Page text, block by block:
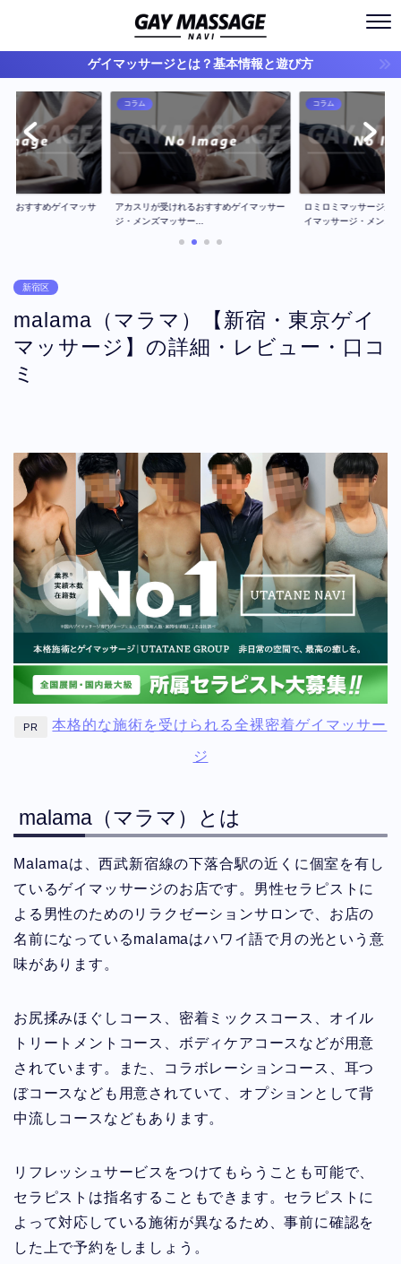
ゲイマッサージとは？基本情報と遊び方
のおすすめゲイマッサ
コラム
アカスリが受けれるおすすめゲイマッサー
ジ・メンズマッサー...
コラム
ロミロミマッサージが
イマッサージ・メン...
新宿区
malama（マラマ）【新宿・東京ゲイ
マッサージ】の詳細・レビュー・口コ
ミ
PR 本格的な施術を受けられる全裸密着ゲイマッサー
ジ
malama（マラマ）とは
Malamaは、西武新宿線の下落合駅の近くに個室を有し
ているゲイマッサージのお店です。男性セラピストに
よる男性のためのリラクゼーションサロンで、お店の
名前になっているmalamaはハワイ語で月の光という意
味があります。
お尻揉みほぐしコース、密着ミックスコース、オイル
トリートメントコース、ボディケアコースなどが用意
されています。また、コラボレーションコース、耳つ
ぼコースなども用意されていて、オプションとして背
中流しコースなどもあります。
リフレッシュサービスをつけてもらうことも可能で、
セラピストは指名することもできます。セラピストに
よって対応している施術が異なるため、事前に確認を
した上で予約をしましょう。